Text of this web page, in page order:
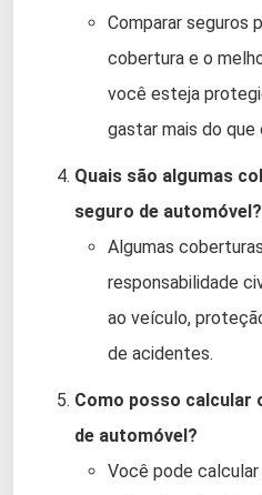
Comparar seguros
cobertura e o
você esteja
gastar mais do que
Quais são algumas
seguro de automóvel?
Algumas
responsabilidade
ao veículo,
de acidentes.
Como posso calcular
de automóvel?
Você pode